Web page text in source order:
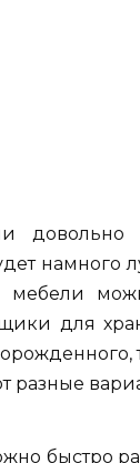
намного
для
разные
быстро